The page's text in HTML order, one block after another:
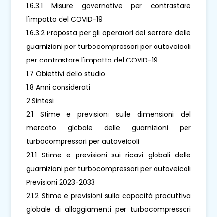
1.6.3.1 Misure governative per contrastare
l'impatto del COVID-19
1.6.3.2 Proposta per gli operatori del settore delle
guarnizioni per turbocompressori per autoveicoli
per contrastare l'impatto del COVID-19
1.7 Obiettivi dello studio
1.8 Anni considerati
2 Sintesi
2.1 Stime e previsioni sulle dimensioni del
mercato globale delle guarnizioni per
turbocompressori per autoveicoli
2.1.1 Stime e previsioni sui ricavi globali delle
guarnizioni per turbocompressori per autoveicoli
Previsioni 2023-2033
2.1.2 Stime e previsioni sulla capacità produttiva
globale di alloggiamenti per turbocompressori